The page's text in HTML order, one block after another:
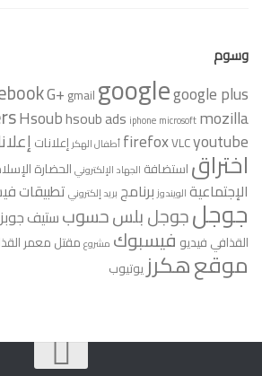
وسوم
G+gmailgooglegoogle plus
Hsoubhsoub adsiphone microsoft mozilla
firefoxVLCyoutube أطفال الهكرإعلانات
اختراقاستضافة الجهاد الإلكترونيالحضارة
الإجتماعيةالويندوزبرنامجبريد إلكتروني تطبيقات
جوجل جوجل بلسحسوبستيف جوبز
القذافيفيديوفيسبوك مشروعمقتل معمر
موقعهكرزيوتيوب